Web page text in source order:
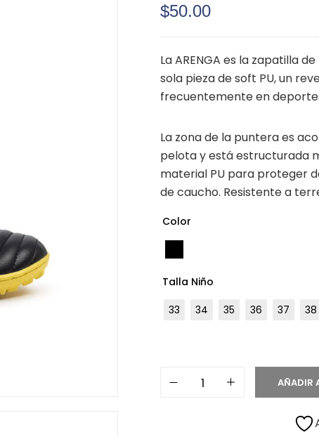
$50.00
La ARENGA es la zapatilla
sola pieza de soft PU, un
frecuentemente en
La zona de la puntera es
pelota y está estructurada
material PU para proteger
de caucho. Resistente a
Color
Talla Niño
33
34 35 36 37 38
AÑADIR